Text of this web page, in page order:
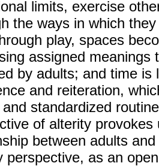
limits, exercise
the ways in which
play, spaces
assigned
by adults; and time
and reiteration,
standardized
of alterity
between adults
perspective, as an